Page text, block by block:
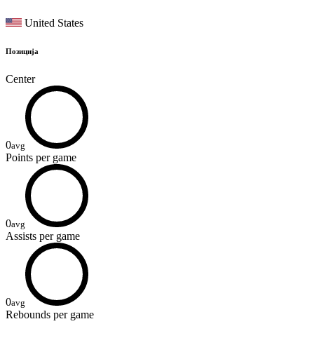
United States
Позиција
Center
0avg
Points per game
0avg
Assists per game
0avg
Rebounds per game